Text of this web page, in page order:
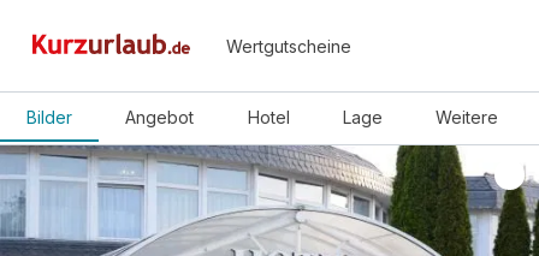
Wertgutscheine
Bilder Angebot Hotel Lage Weitere